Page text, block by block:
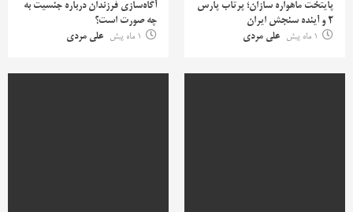
پایتخت ماهواره سازان؛ پرتاب پارس
2 و آینده سنجش ایران
1 ماه پیش
علی مردی
آگاه‌سازی فرزندان درباره جنسیت به
چه صورت است؟
1 ماه پیش
علی مردی